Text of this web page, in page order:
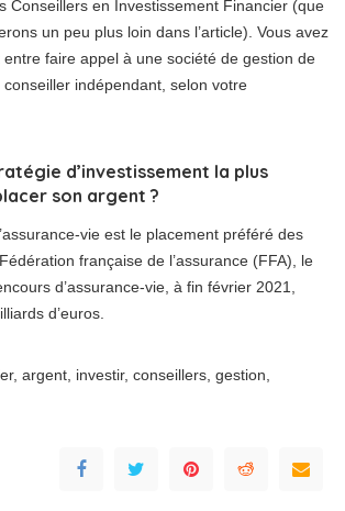
Conseillers en Investissement Financier (que
un peu plus loin dans l’article). Vous avez
faire appel à une société de gestion de
indépendant, selon votre
d’investissement la plus
son argent ?
vie est le placement préféré des
française de l’assurance (FFA), le
d’assurance-vie, à fin février 2021,
d’euros.
argent, investir, conseillers, gestion,